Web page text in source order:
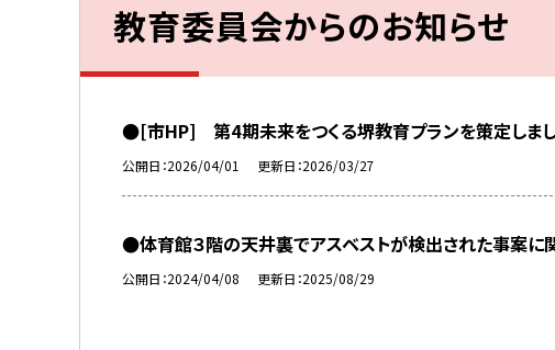
教育委員会からのお知らせ
●[市HP] 第4期未来をつくる堺教育プランを策定しま
公開日 2026/04/01 更新日 2026/03/27
●体育館３階の天井裏でアスベストが検出された事案に
公開日 2024/04/08 更新日 2025/08/29